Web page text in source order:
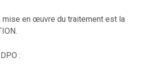
mise en œuvre du traitement est la
: